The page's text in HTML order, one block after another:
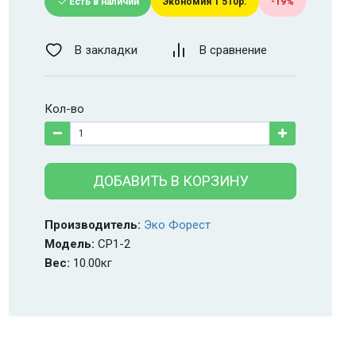
В закладки В сравнение
Кол-во
ДОБАВИТЬ В КОРЗИНУ
Производитель: Эко Форест
Модель: СР1-2
Вес: 10.00кг